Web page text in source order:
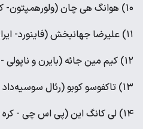
۱۰) هوانگ هی چان (ولورهمپتون- کره جنوبی)
۱۱) علیرضا جهانبخش (فاینورد- ایران‌)
۱۲) کیم مین جائه (بایرن و ناپولی - کره‌جنوبی)
۱۳) تاکفوسو کوبو (رئال سوسیه‌داد - ژاپن)
۱۴) لی کانگ این (پی اس چی - کره جنوبی)